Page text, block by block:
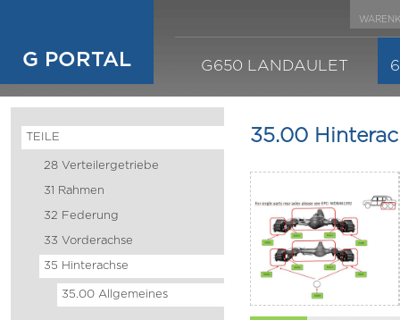
G PORTAL G650 LANDAULET
TEILE
28 Verteilergetriebe
31 Rahmen
32 Federung
33 Vorderachse
35 Hinterachse
35.00 Allgemeines
35.00